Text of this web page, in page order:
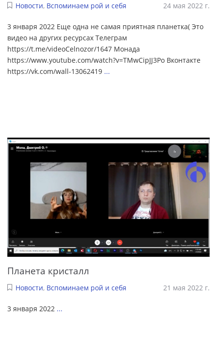
Новости, Вспоминаем рой и себя 24 мая 2022 г.
3 января 2022 Еще одна не самая приятная планетка( Это
видео на других ресурсах Телеграм
https://t.me/videoCelnozor/1647 Монада
https://www.youtube.com/watch?v=TMwCipJJ3Po Вконтакте
https://vk.com/wall-13062419 ...
Планета кристалл
Новости, Вспоминаем рой и себя 21 мая 2022 г.
3 января 2022 ...